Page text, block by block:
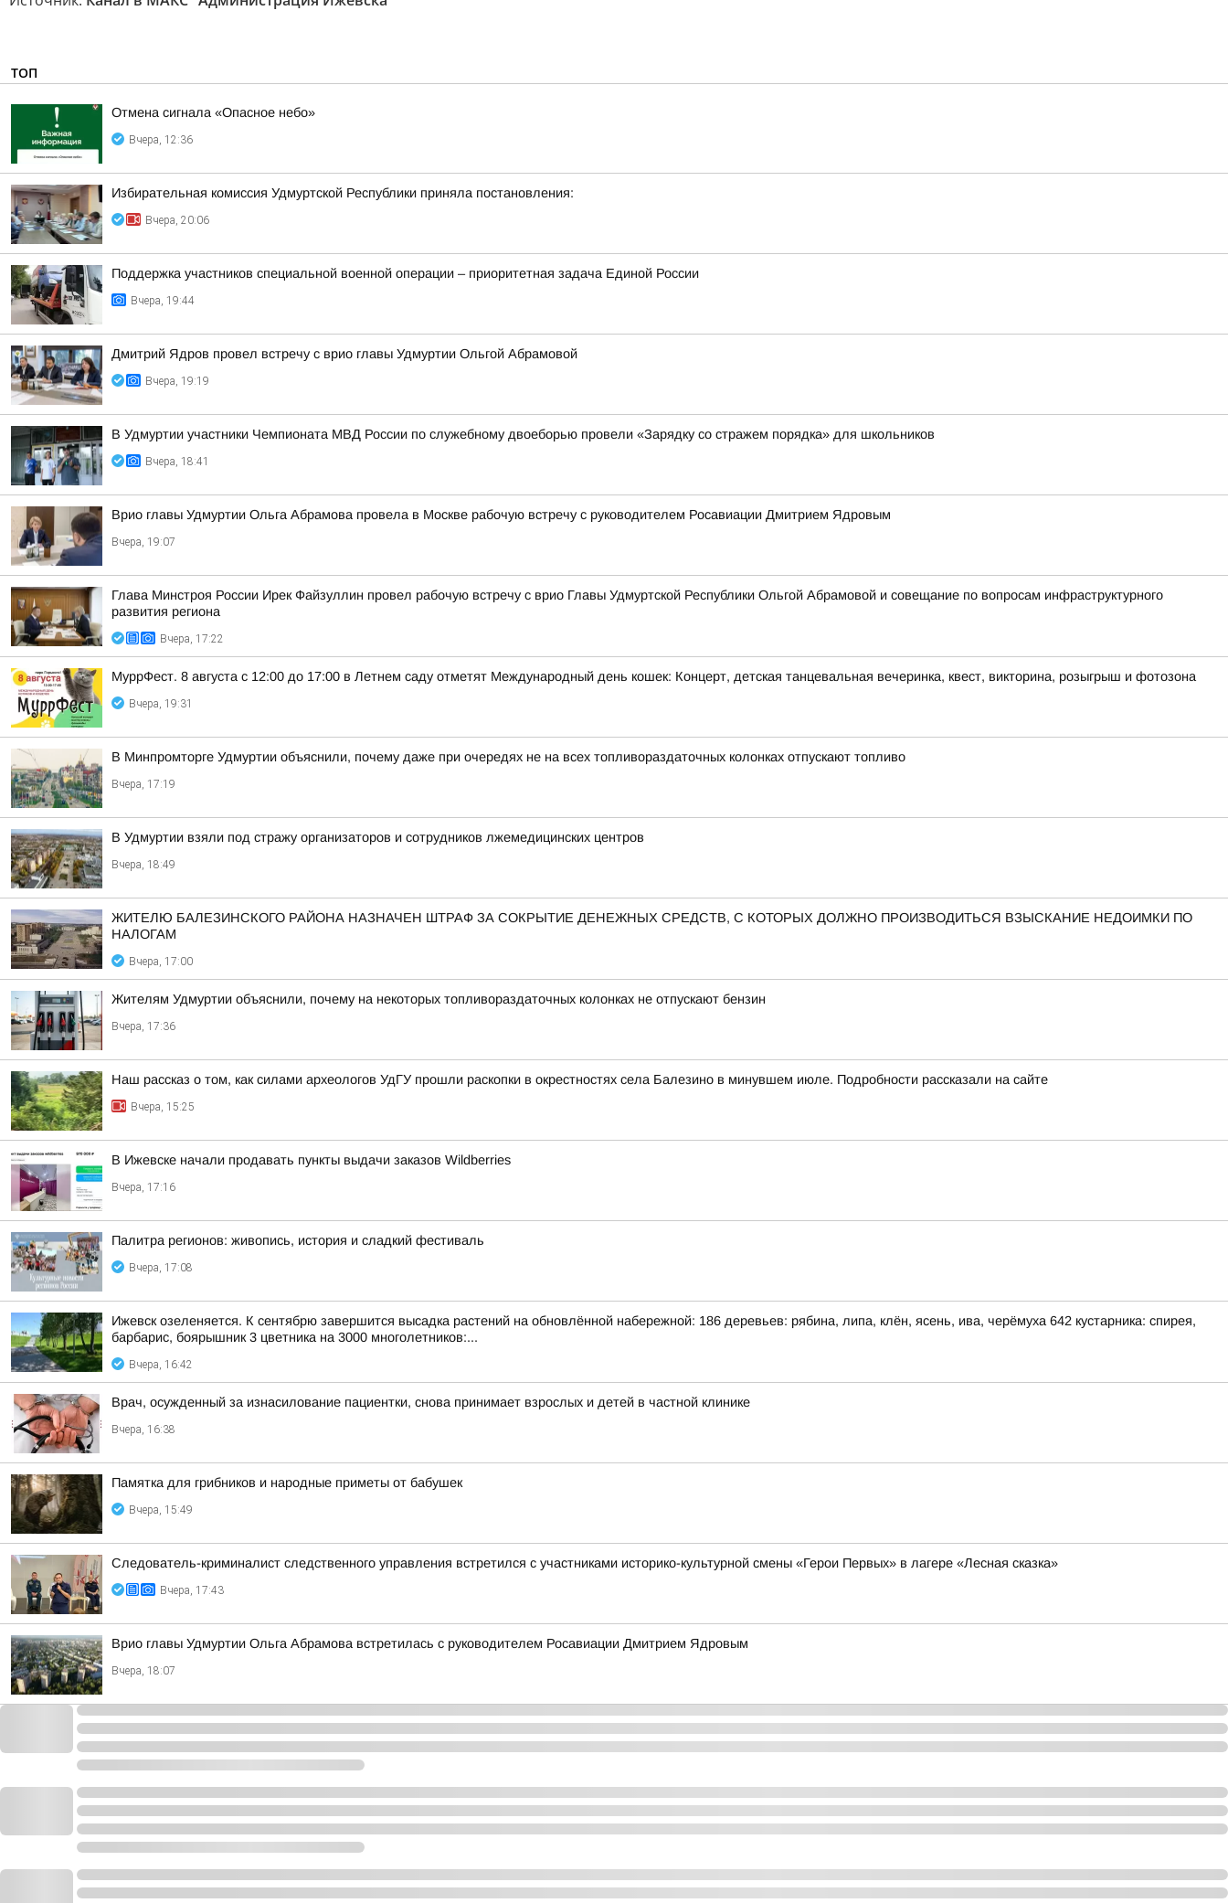
ТОП
Отмена сигнала «Опасное небо»
Вчера, 12:36
Избирательная комиссия Удмуртской Республики приняла постановления:
Вчера, 20:06
Поддержка участников специальной военной операции – приоритетная задача Единой России
Вчера, 19:44
Дмитрий Ядров провел встречу с врио главы Удмуртии Ольгой Абрамовой
Вчера, 19:19
В Удмуртии участники Чемпионата МВД России по служебному двоеборью провели «Зарядку со стражем порядка» для школьников
Вчера, 18:41
Врио главы Удмуртии Ольга Абрамова провела в Москве рабочую встречу с руководителем Росавиации Дмитрием Ядровым
Вчера, 19:07
Глава Минстроя России Ирек Файзуллин провел рабочую встречу с врио Главы Удмуртской Республики Ольгой Абрамовой и совещание по вопросам инфраструктурного
развития региона
Вчера, 17:22
МуррФест. 8 августа с 12:00 до 17:00 в Летнем саду отметят Международный день кошек: Концерт, детская танцевальная вечеринка, квест, викторина, розыгрыш и фотозона
Вчера, 19:31
В Минпромторге Удмуртии объяснили, почему даже при очередях не на всех топливораздаточных колонках отпускают топливо
Вчера, 17:19
В Удмуртии взяли под стражу организаторов и сотрудников лжемедицинских центров
Вчера, 18:49
ЖИТЕЛЮ БАЛЕЗИНСКОГО РАЙОНА НАЗНАЧЕН ШТРАФ ЗА СОКРЫТИЕ ДЕНЕЖНЫХ СРЕДСТВ, С КОТОРЫХ ДОЛЖНО ПРОИЗВОДИТЬСЯ ВЗЫСКАНИЕ НЕДОИМКИ ПО
НАЛОГАМ
Вчера, 17:00
Жителям Удмуртии объяснили, почему на некоторых топливораздаточных колонках не отпускают бензин
Вчера, 17:36
Наш рассказ о том, как силами археологов УдГУ прошли раскопки в окрестностях села Балезино в минувшем июле. Подробности рассказали на сайте
Вчера, 15:25
В Ижевске начали продавать пункты выдачи заказов Wildberries
Вчера, 17:16
Палитра регионов: живопись, история и сладкий фестиваль
Вчера, 17:08
Ижевск озеленяется. К сентябрю завершится высадка растений на обновлённой набережной: 186 деревьев: рябина, липа, клён, ясень, ива, черёмуха 642 кустарника: спирея,
барбарис, боярышник 3 цветника на 3000 многолетников:...
Вчера, 16:42
Врач, осужденный за изнасилование пациентки, снова принимает взрослых и детей в частной клинике
Вчера, 16:38
Памятка для грибников и народные приметы от бабушек
Вчера, 15:49
Следователь-криминалист следственного управления встретился с участниками историко-культурной смены «Герои Первых» в лагере «Лесная сказка»
Вчера, 17:43
Врио главы Удмуртии Ольга Абрамова встретилась с руководителем Росавиации Дмитрием Ядровым
Вчера, 18:07